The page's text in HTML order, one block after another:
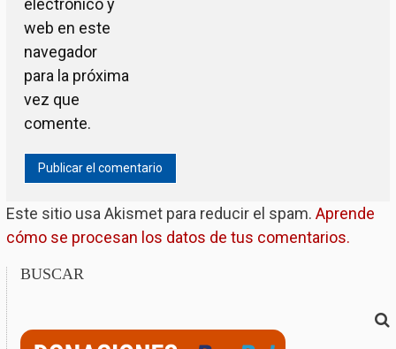
electrónico y
web en este
navegador
para la próxima
vez que
comente.
Este sitio usa Akismet para reducir el spam. Aprende
cómo se procesan los datos de tus comentarios.
BUSCAR